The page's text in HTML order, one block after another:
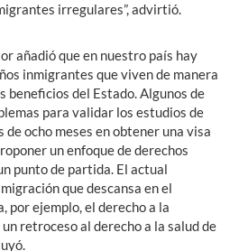
irregulares”, advirtió.
añadió que en nuestro país hay
inmigrantes que viven de manera
beneficios del Estado. Algunos de
para validar los estudios de
de ocho meses en obtener una visa
un enfoque de derechos
punto de partida. El actual
que descansa en el
por ejemplo, el derecho a la
retroceso al derecho a la salud de